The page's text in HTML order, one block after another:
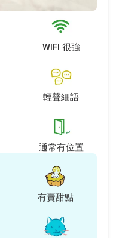
WIFI 很強
輕聲細語
通常有位置
有賣甜點